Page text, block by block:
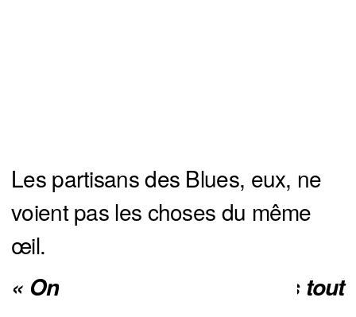
Les partisans des Blues, eux, ne
voient pas les choses du même
œil.
« On va le regretter. Je le dis tout